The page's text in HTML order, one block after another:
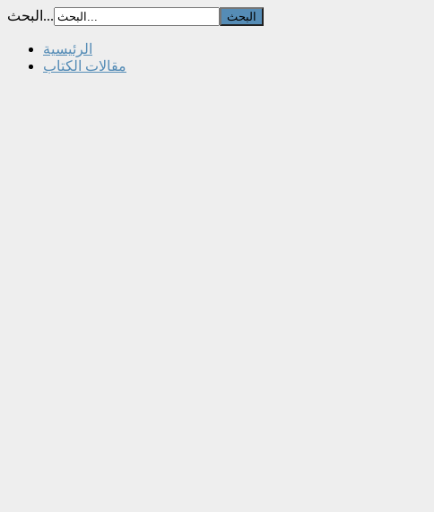
البحث...
الرئيسية
مقالات الكتاب